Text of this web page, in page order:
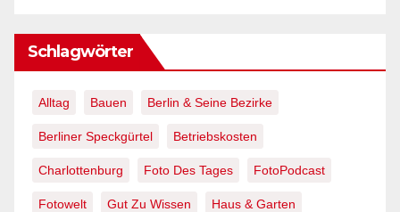
Schlagwörter
Alltag Bauen Berlin & Seine Bezirke
Berliner Speckgürtel Betriebskosten
Charlottenburg Foto Des Tages FotoPodcast
Fotowelt Gut Zu Wissen Haus & Garten